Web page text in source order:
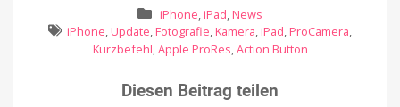
iPhone, iPad, News
iPhone, Update, Fotografie, Kamera, iPad, ProCamera,
Kurzbefehl,Apple ProRes,Action Button
Diesen Beitrag teilen